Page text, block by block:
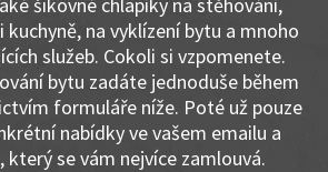
na vyklízení bytu a mnoho
služeb. Cokoli si vzpomenete.
bytu zadáte jednoduše během
formuláře níže. Poté už pouze
nabídky ve vašem emailu a
se vám nejvíce zamlouvá.